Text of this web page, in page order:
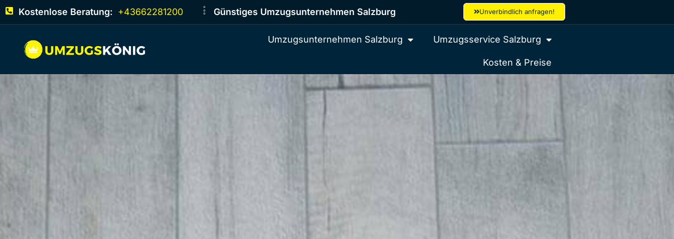
Kostenlose Beratung: +43662281200 Günstiges Umzugsunternehmen Salzburg Unverbindlich anfragen!
Umzugsunternehmen Salzburg Umzugsservice Salzburg
Kosten & Preise